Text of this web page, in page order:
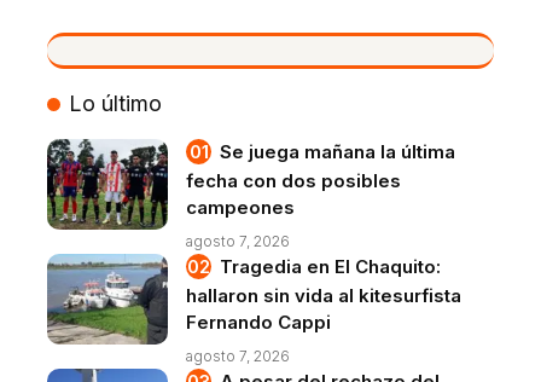
VIVO
Lo último
Se juega mañana la última
fecha con dos posibles
campeones
agosto 7, 2026
Tragedia en El Chaquito:
hallaron sin vida al kitesurfista
Fernando Cappi
agosto 7, 2026